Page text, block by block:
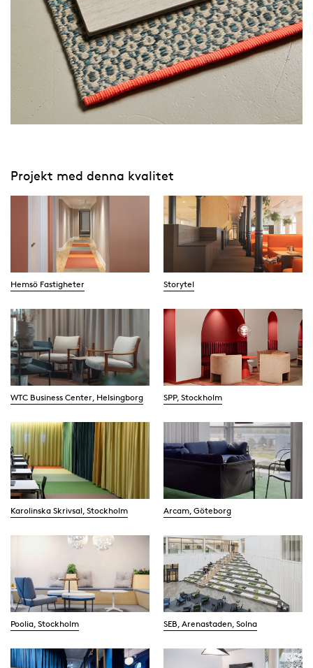
Projekt med denna kvalitet
Hemsö Fastigheter Storytel
WTC Business Center, Helsingborg SPP, Stockholm
Karolinska Skrivsal, Stockholm Arcam, Göteborg
Poolia, Stockholm SEB, Arenastaden, Solna